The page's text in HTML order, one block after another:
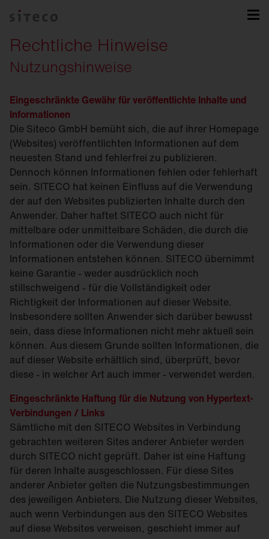
Rechtliche Hinweise
Nutzungshinweise
Eingeschränkte Gewähr für veröffentlichte Inhalte und
Informationen
Die Siteco GmbH bemüht sich, die auf ihrer Homepage
(Websites) veröffentlichten Informationen auf dem
neuesten Stand und fehlerfrei zu publizieren.
Dennoch können Informationen fehlen oder fehlerhaft
sein. SITECO hat keinen Einfluss auf die Verwendung
der auf den Websites publizierten Inhalte durch den
Anwender. Daher haftet SITECO auch nicht für
mittelbare oder unmittelbare Schäden, die durch die
Informationen oder die Verwendung dieser
Informationen entstehen können. SITECO übernimmt
keine Garantie - weder ausdrücklich noch
stillschweigend - für die Vollständigkeit oder
Richtigkeit der Informationen auf dieser Website.
Insbesondere sollten Anwender sich darüber bewusst
sein, dass diese Informationen nicht mehr aktuell sein
können. Aus diesem Grunde sollten Informationen, die
auf dieser Website erhältlich sind, überprüft, bevor
diese - in welcher Art auch immer - verwendet werden.
Eingeschränkte Haftung für die Nutzung von Hypertext-
Verbindungen / Links
Sämtliche mit den SITECO Websites in Verbindung
gebrachten weiteren Sites anderer Anbieter werden
durch SITECO nicht geprüft. Daher ist eine Haftung
für deren Inhalte ausgeschlossen. Für diese Sites
anderer Anbieter gelten die Nutzungsbestimmungen
des jeweiligen Anbieters. Die Nutzung dieser Websites,
auch wenn Verbindungen aus den SITECO Websites
auf diese Websites verweisen, geschieht immer auf